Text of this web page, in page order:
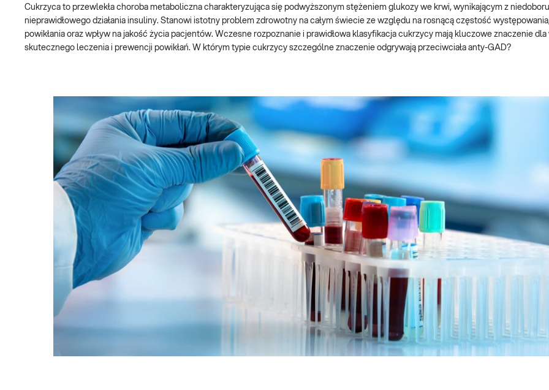
Cukrzyca to przewlekła choroba metaboliczna charakteryzująca się podwyższonym stężeniem glukozy we krwi, wynikającym z
nieprawidłowego działania insuliny. Stanowi istotny problem zdrowotny na całym świecie ze względu na rosnącą częstość
powikłania oraz wpływ na jakość życia pacjentów. Wczesne rozpoznanie i prawidłowa klasyfikacja cukrzycy mają kluczowe znaczenie
skutecznego leczenia i prewencji powikłań. W którym typie cukrzycy szczególne znaczenie odgrywają przeciwciała anty-GAD?